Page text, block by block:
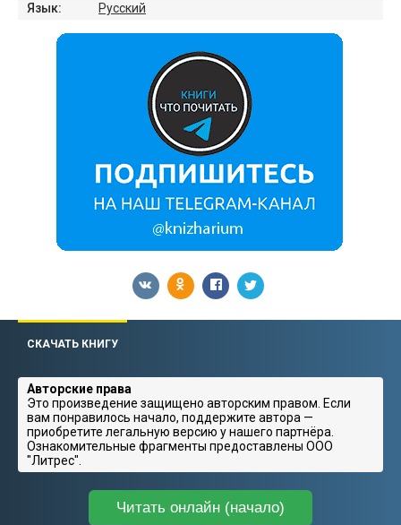
Язык:
Русский
СКАЧАТЬ КНИГУ
Авторские права
Это произведение защищено авторским правом. Если
вам понравилось начало, поддержите автора —
приобретите легальную версию у нашего партнёра.
Ознакомительные фрагменты предоставлены ООО
"Литрес".
Читать онлайн (начало)